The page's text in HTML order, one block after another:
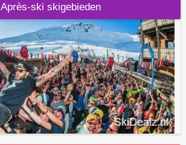
Après-ski skigebieden